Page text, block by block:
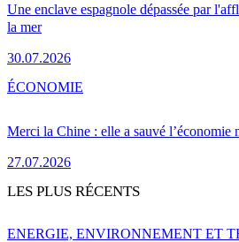
Une enclave espagnole dépassée par
la mer
30.07.2026
Merci la Chine : elle a sauvé l’économie
27.07.2026
ÉCONOMIE
LES PLUS RÉCENTS
ENERGIE, ENVIRONNEMENT ET